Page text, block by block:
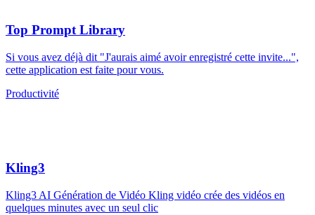
Top Prompt Library
Si vous avez déjà dit "J'aurais aimé avoir enregistré cette invite...",
cette application est faite pour vous.
Productivité
Kling3
Kling3 AI Génération de Vidéo Kling vidéo crée des vidéos en
quelques minutes avec un seul clic